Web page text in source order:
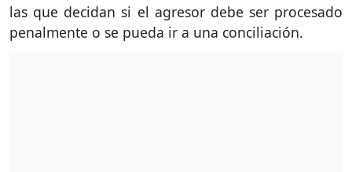
las que decidan si el agresor debe ser procesado
penalmente o se pueda ir a una conciliación.